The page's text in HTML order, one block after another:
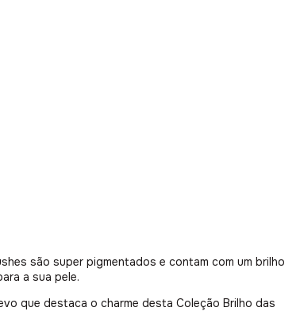
são super pigmentados e contam com um brilho
a sua pele.
que destaca o charme desta Coleção Brilho das